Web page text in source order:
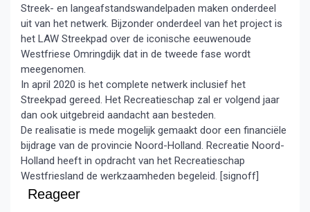
Streek- en langeafstandswandelpaden maken onderdeel
uit van het netwerk. Bijzonder onderdeel van het project is
het LAW Streekpad over de iconische eeuwenoude
Westfriese Omringdijk dat in de tweede fase wordt
meegenomen.
In april 2020 is het complete netwerk inclusief het
Streekpad gereed. Het Recreatieschap zal er volgend jaar
dan ook uitgebreid aandacht aan besteden.
De realisatie is mede mogelijk gemaakt door een financiële
bijdrage van de provincie Noord-Holland. Recreatie Noord-
Holland heeft in opdracht van het Recreatieschap
Westfriesland de werkzaamheden begeleid. [signoff]
Reageer